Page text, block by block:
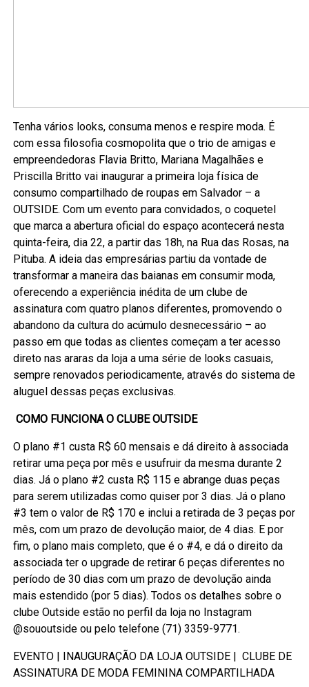
Tenha vários looks, consuma menos e respire moda. É
com essa filosofia cosmopolita que o trio de amigas e
empreendedoras Flavia Britto, Mariana Magalhães e
Priscilla Britto vai inaugurar a primeira loja física de
consumo compartilhado de roupas em Salvador – a
OUTSIDE. Com um evento para convidados, o coquetel
que marca a abertura oficial do espaço acontecerá nesta
quinta-feira, dia 22, a partir das 18h, na Rua das Rosas, na
Pituba. A ideia das empresárias partiu da vontade de
transformar a maneira das baianas em consumir moda,
oferecendo a experiência inédita de um clube de
assinatura com quatro planos diferentes, promovendo o
abandono da cultura do acúmulo desnecessário – ao
passo em que todas as clientes começam a ter acesso
direto nas araras da loja a uma série de looks casuais,
sempre renovados periodicamente, através do sistema de
aluguel dessas peças exclusivas.
COMO FUNCIONA O CLUBE OUTSIDE
O plano #1 custa R$ 60 mensais e dá direito à associada
retirar uma peça por mês e usufruir da mesma durante 2
dias. Já o plano #2 custa R$ 115 e abrange duas peças
para serem utilizadas como quiser por 3 dias. Já o plano
#3 tem o valor de R$ 170 e inclui a retirada de 3 peças por
mês, com um prazo de devolução maior, de 4 dias. E por
fim, o plano mais completo, que é o #4, e dá o direito da
associada ter o upgrade de retirar 6 peças diferentes no
período de 30 dias com um prazo de devolução ainda
mais estendido (por 5 dias). Todos os detalhes sobre o
clube Outside estão no perfil da loja no Instagram
@sououtside ou pelo telefone (71) 3359-9771.
EVENTO | INAUGURAÇÃO DA LOJA OUTSIDE | CLUBE DE
ASSINATURA DE MODA FEMININA COMPARTILHADA